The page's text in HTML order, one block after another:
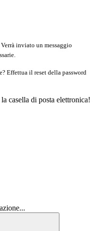
Verrà inviato un messaggio
Effettua il reset della password
casella di posta elettronica!